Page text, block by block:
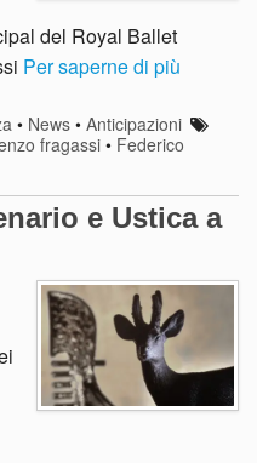
del Royal Ballet
Per saperne di più
• News• Anticipazioni
fragassi• Federico
e Ustica a